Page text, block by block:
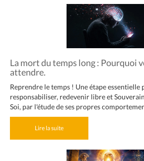
La mort du temps long : Pourquoi
attendre.
Reprendre le temps ! Une étape essentielle
responsabiliser, redevenir libre et
Soi, par l'étude de ses propres
Lire la suite